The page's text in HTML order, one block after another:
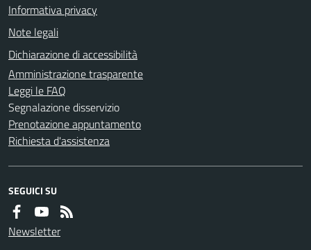
Informativa privacy
Note legali
Dichiarazione di accessibilità
Amministrazione trasparente
Leggi le FAQ
Segnalazione disservizio
Prenotazione appuntamento
Richiesta d'assistenza
SEGUICI SU
Newsletter